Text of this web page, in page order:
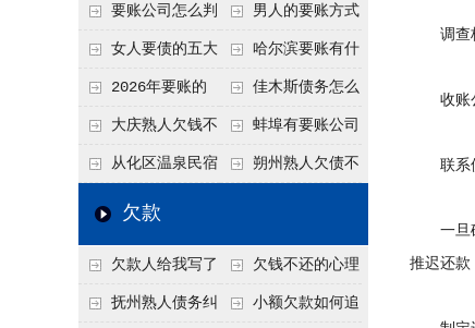
回！
要账公司怎么判
断这个案子能不能
接？接案评估的标准
男人的要账方式
是什么呢？
女人要债的五大
绝招,轻松搞定
哈尔滨要账有什
么合法手段？2026年
最新追账方式总结！
2026年要账的
七个小方法
佳木斯债务怎么
追回呢？2026年成功
要账就用这2招
大庆熟人欠钱不
还躲猫猫？2026年这
个“诉前调解”成功率
蚌埠有要账公司
吗？2026年这3个方
从化区温泉民宿
老板借钱不还？2026
施压，立马主动结清
朔州熟人欠债不
死账变活
欠款
欠款人给我写了
还款计划书有用吗？
欠钱不还的心理
是什么？读懂欠款人
抚州熟人债务纠 小额欠款如何追
调查
收账公
联系
一旦确
推迟还款